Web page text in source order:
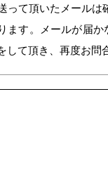
って頂いたメールは
ます。メールが届か
して頂き、再度お問